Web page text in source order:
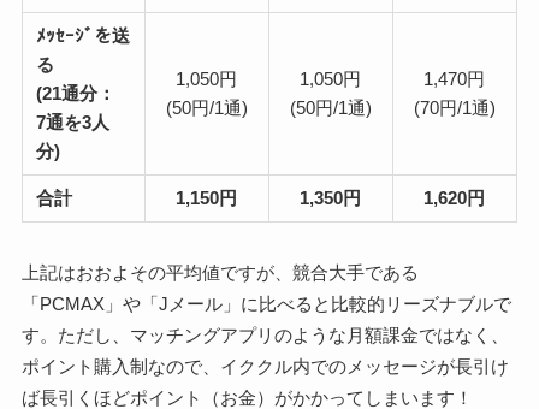
ﾒｯｾｰｼﾞを送
る
(21通分：
7通を3人
分)
1,050円
(50円/1通)
1,050円
(50円/1通)
1,470円
(70円/1通)
合計 1,150円 1,350円 1,620円
上記はおおよその平均値ですが、競合大手である
「PCMAX」や「Jメール」に比べると比較的リーズナブルで
す。ただし、マッチングアプリのような月額課金ではなく、
ポイント購入制なので、イククル内でのメッセージが長引け
ば長引くほどポイント（お金）がかかってしまいます！